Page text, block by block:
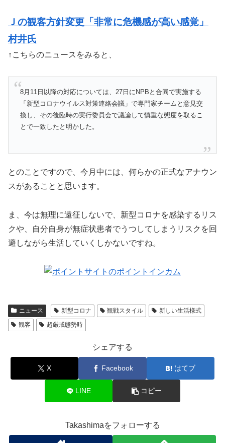
Ｊの観客方針変更「非常に危機感が高い感覚」
村井氏
↑こちらのニュースをみると、
8月11日以降の対応については、27日にNPBと合同で実施する
「新型コロナウイルス対策連絡会議」で専門家チームと意見交
換し、その後臨時の実行委員会で議論して慎重な態度を取るこ
とで一致したと明かした。
とのことですので、今月中には、何らかの正式なアナウン
スがあることと思います。
ま、今は無理に遠征しないで、新型コロナを感染するリス
クや、自分自身が無症状患者でうつしてしまうリスクを回
避しながら生活していくしかないですね。
ニュース 新型コロナ 観戦スタイル
新しい生活様式
観客
超厳戒態勢時
シェアする
X Facebook はてブ
LINE コピー
Takashimaをフォローする